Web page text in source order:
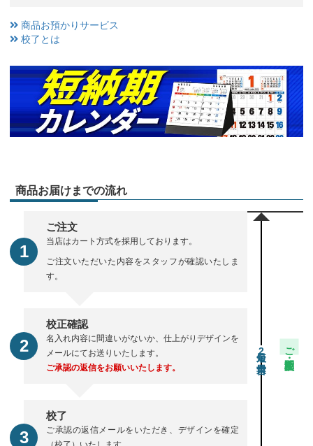
商品お預かりサービス
校了とは
商品お届けまでの流れ
ご注文
当店はカート方式を採用しております。
ご注文いただいた内容をスタッフが確認いたしま
す。
校正確認
名入れ内容に間違いがないか、仕上がりデザインを
メールにてお送りいたします。
ご承認の返信をお願いいたします。
校了
ご承認の返信メールをいただき、デザインを確定
2 ご注文・校正期間